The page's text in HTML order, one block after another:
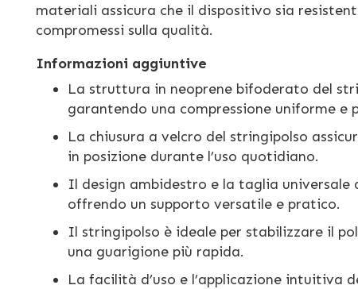
materiali assicura che il dispositivo sia
compromessi sulla qualità.
Informazioni aggiuntive
La struttura in neoprene bifoderato del
garantendo una compressione uniforme e
La chiusura a velcro del stringipolso
in posizione durante l’uso quotidiano.
Il design ambidestro e la taglia
offrendo un supporto versatile e pratico.
Il stringipolso è ideale per stabilizzare il
una guarigione più rapida.
La facilità d’uso e l’applicazione intuitiva